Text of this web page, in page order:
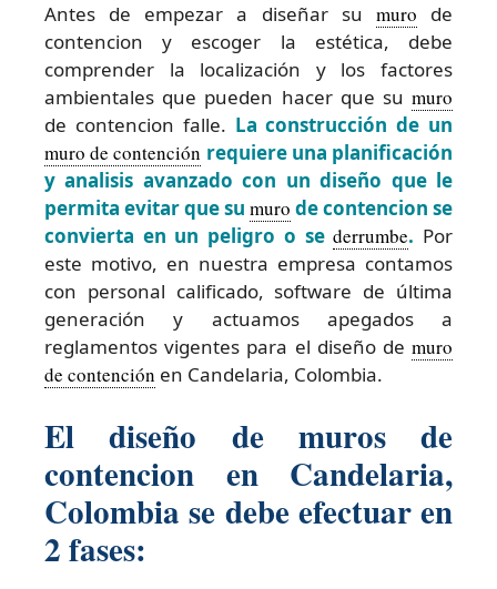
Antes de empezar a diseñar su muro de
contencion y escoger la estética, debe
comprender la localización y los factores
ambientales que pueden hacer que su muro
de contencion falle. La construcción de un
muro de contención requiere una planificación
y analisis avanzado con un diseño que le
permita evitar que su muro de contencion se
convierta en un peligro o sederrumbe. Por
este motivo, en nuestra empresa contamos
con personal calificado, software de última
generación y actuamos apegados a
reglamentos vigentes para el diseño de muro
de contención en Candelaria, Colombia.
El diseño de muros de
contencion en Candelaria,
Colombia se debe efectuar en
2 fases: